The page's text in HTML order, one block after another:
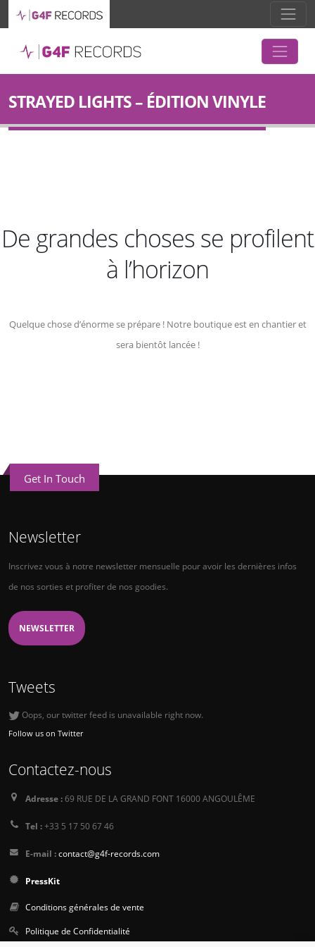
STRAYED LIGHTS – ÉDITION VINYLE
De grandes choses se profilent
à l’horizon
Quelque chose d’énorme se prépare ! Notre boutique est en chantier et
sera bientôt lancée !
Get In Touch
Newsletter
Inscrivez vous à notre newsletter mensuelle pour avoir les dernières infos
de nos sorties et profiter de nos goodies.
NEWSLETTER
Tweets
Oops, our twitter feed is unavailable right now.
Follow us on Twitter
Contactez-nous
Adresse :69 RUE DE LA GRAND FONT 16000 ANGOULÊME
Tel :+33 5 17 50 67 46
E-mail :contact@g4f-records.com
PressKit
Conditions générales de vente
Politique de Confidentialité